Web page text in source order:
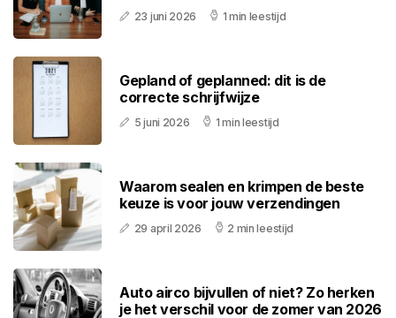
23 juni 2026 1 min leestijd
Gepland of geplanned: dit is de
correcte schrijfwijze
5 juni 2026 1 min leestijd
Waarom sealen en krimpen de beste
keuze is voor jouw verzendingen
29 april 2026 2 min leestijd
Auto airco bijvullen of niet? Zo herken
je het verschil voor de zomer van 2026